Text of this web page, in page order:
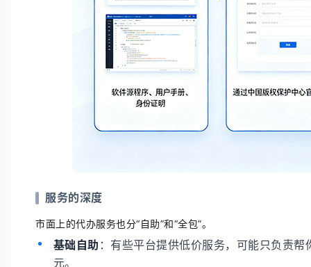
服务的深度
市面上的代办服务也分“自助”和“全包”。
基础自助 ：有些平台提供低价服务，可能只负责
元。